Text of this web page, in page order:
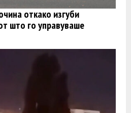
откако изгуби
што го управуваше